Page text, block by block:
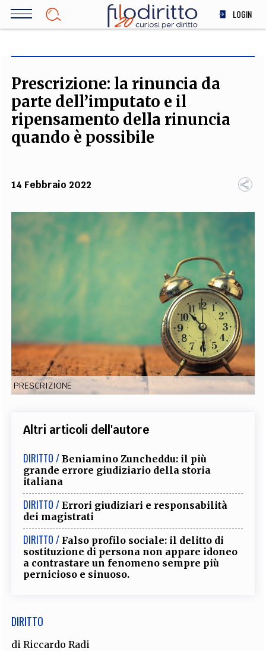
Salta
LOGIN
SOCIETÀ
MEDICINA
SCIENZA
STORIA E FILOSOFIA
TEAM
FILODIRITTO REDAZIONE COMITATO SCIENTIFICO AUTORI
CURATORI
FOTOGRAFI
COLLABORA CON NOI
EXTRA
CODICI RUBRICHE PROCEEDINGS PUBBLICITÀ CONTATTI
SOCIAL MEDIA
Prescrizione: la rinuncia da
parte dell’imputato e il
ripensamento della rinuncia
quando è possibile
14 Febbraio 2022
PRESCRIZIONE
Altri articoli dell'autore
DIRITTO / Beniamino Zuncheddu: il più
grande errore giudiziario della storia
italiana
DIRITTO / Errori giudiziari e responsabilità
dei magistrati
DIRITTO / Falso profilo sociale: il delitto di
sostituzione di persona non appare idoneo
a contrastare un fenomeno sempre più
pernicioso e sinuoso.
DIRITTO
diRiccardo Radi